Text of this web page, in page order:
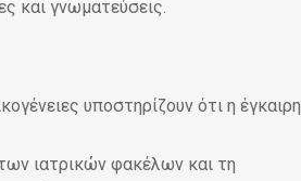
και γνωματεύσεις.
υποστηρίζουν ότι η έγκαιρη
ιατρικών φακέλων και τη